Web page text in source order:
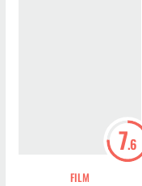
7.6
FILM